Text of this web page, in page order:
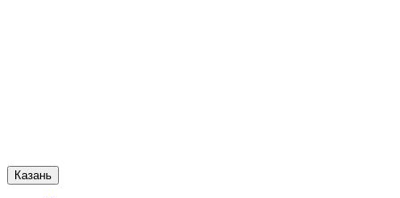
Казань